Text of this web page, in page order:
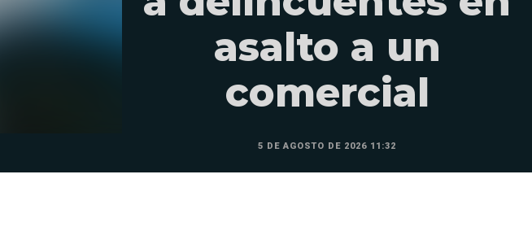
asalto a un
comercial
5 DE AGOSTO DE 2026 11:32